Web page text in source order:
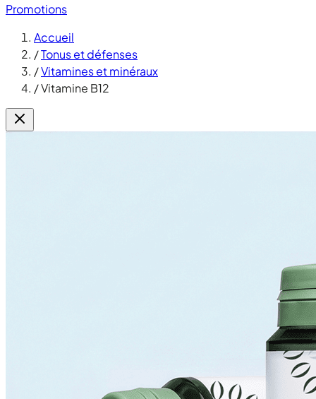
Promotions
Accueil
/Tonus et défenses
/Vitamines et minéraux
/Vitamine B12